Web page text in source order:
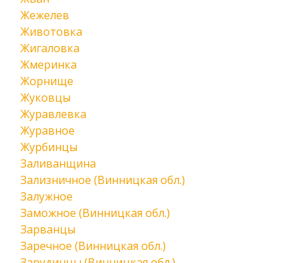
Жежелев
Животовка
Жигаловка
Жмеринка
Жорнище
Жуковцы
Журавлевка
Журавное
Журбинцы
Заливанщина
Зализничное (Винницкая обл.)
Залужное
Заможное (Винницкая обл.)
Зарванцы
Заречное (Винницкая обл.)